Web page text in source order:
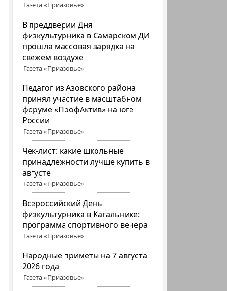
Газета «Приазовье»
В преддверии Дня
физкультурника в Самарском ДИ
прошла массовая зарядка на
свежем воздухе
Газета «Приазовье»
Педагог из Азовского района
принял участие в масштабном
форуме «ПрофАктив» на юге
России
Газета «Приазовье»
Чек-лист: какие школьные
принадлежности лучше купить в
августе
Газета «Приазовье»
Всероссийский День
физкультурника в Кагальнике:
программа спортивного вечера
Газета «Приазовье»
Народные приметы на 7 августа
2026 года
Газета «Приазовье»